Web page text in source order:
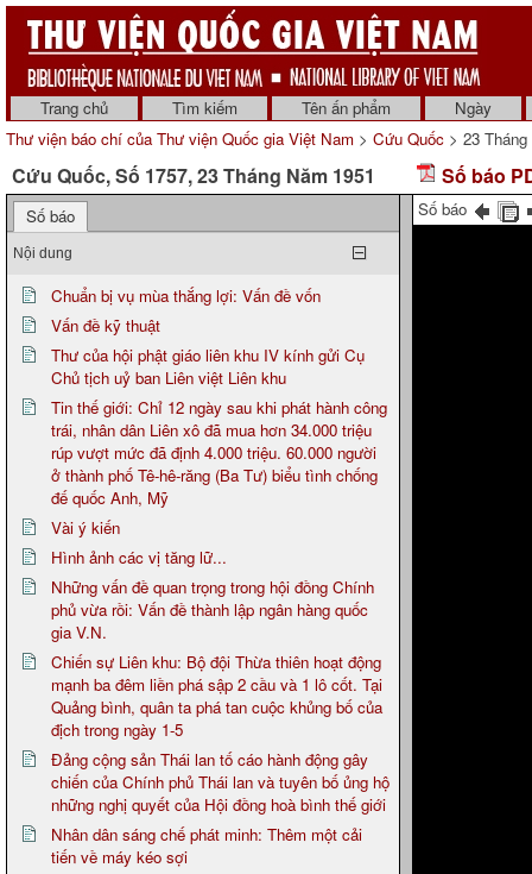
Trang chủ Tìm kiếm Tên ấn phẩm
Ngày
Thư viện báo chí của Thư viện Quốc gia Việt Nam > Cứu Quốc > 23
Cứu Quốc, Số 1757, 23 Tháng Năm 1951 Số báo
Số báo
Nội dung
Chuẩn bị vụ mùa thắng lợi: Vấn đề vốn
Vấn đề kỹ thuật
Thư của hội phật giáo liên khu IV kính gửi Cụ
Chủ tịch uỷ ban Liên việt Liên khu
Tin thế giới: Chỉ 12 ngày sau khi phát hành công
trái, nhân dân Liên xô đã mua hơn 34.000 triệu
rúp vượt mức đã định 4.000 triệu. 60.000 người
ở thành phố Tê-hê-răng (Ba Tư) biểu tình chống
đế quốc Anh, Mỹ
Vài ý kiến
Hình ảnh các vị tăng lữ...
Những vấn đề quan trọng trong hội đồng Chính
phủ vừa rồi: Vấn đề thành lập ngân hàng quốc
gia V.N.
Chiến sự Liên khu: Bộ đội Thừa thiên hoạt động
mạnh ba đêm liền phá sập 2 cầu và 1 lô cốt. Tại
Quảng bình, quân ta phá tan cuộc khủng bố của
địch trong ngày 1-5
Đảng cộng sản Thái lan tố cáo hành động gây
chiến của Chính phủ Thái lan và tuyên bố ủng hộ
những nghị quyết của Hội đồng hoà bình thế giới
Nhân dân sáng chế phát minh: Thêm một cải
tiến về máy kéo sợi
Số báo